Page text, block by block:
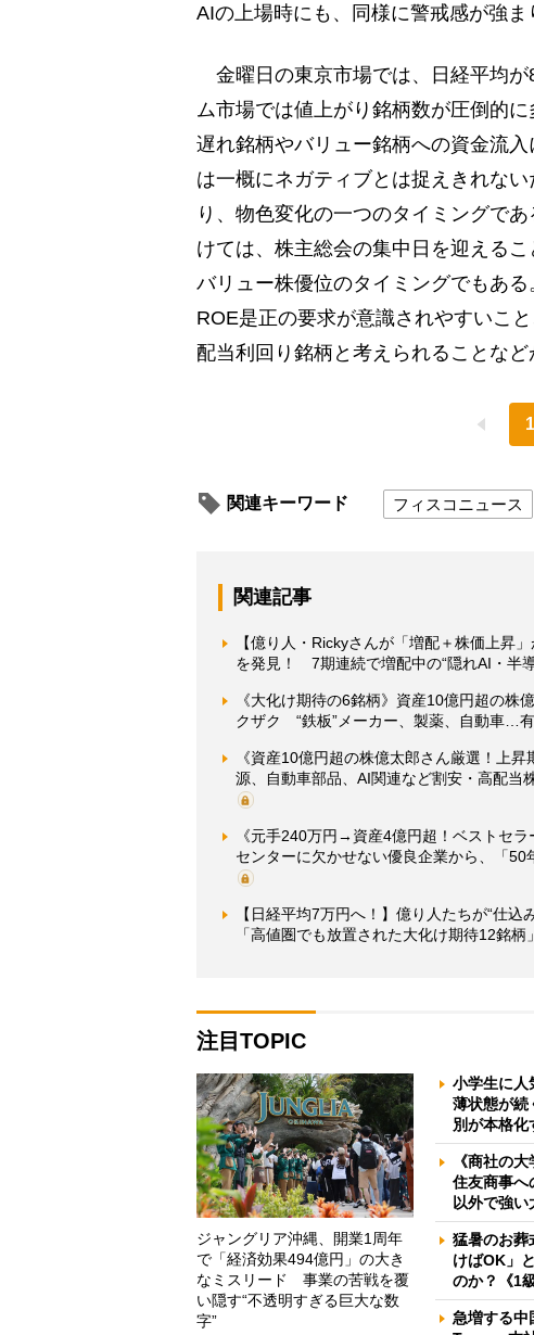
AIの上場時にも、同様に警戒感が強ま
金曜日の東京市場では、日経平均が
ム市場では値上がり銘柄数が圧倒的
遅れ銘柄やバリュー銘柄への資金流
は一概にネガティブとは捉えきれな
り、物色変化の一つのタイミングで
けては、株主総会の集中日を迎える
バリュー株優位のタイミングでもあ
ROE是正の要求が意識されやすいこ
配当利回り銘柄と考えられることなど
1
関連キーワード フィスコニュース
関連記事
【億り人・Rickyさんが「増配＋株価上昇
を発見！ 7期連続で増配中の“隠れAI・半
《大化け期待の6銘柄》資産10億円超の
クザク “鉄板”メーカー、製薬、自動車…
《資産10億円超の株億太郎さん厳選！上
源、自動車部品、AI関連など割安・高配
《元手240万円→資産4億円超！ベストセ
センターに欠かせない優良企業から、「
【日経平均7万円へ！】億り人たちが“仕
「高値圏でも放置された大化け期待12銘
注目TOPIC
ジャングリア沖縄、開業1周年
で「経済効果494億円」の大き
なミスリード 事業の苦戦を覆
い隠す“不透明すぎる巨大な数
字”
小学生に
薄状態が
別が本格化
《商社の
住友商事
以外で強
猛暑のお
けばOK」
のか？《1
急増する中